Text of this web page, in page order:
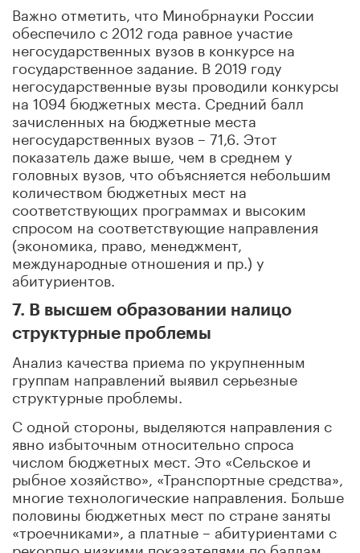
Важно отметить, что Минобрнауки России
обеспечило с 2012 года равное участие
негосударственных вузов в конкурсе на
государственное задание. В 2019 году
негосударственные вузы проводили конкурсы
на 1094 бюджетных места. Средний балл
зачисленных на бюджетные места
негосударственных вузов – 71,6. Этот
показатель даже выше, чем в среднем у
головных вузов, что объясняется небольшим
количеством бюджетных мест на
соответствующих программах и высоким
спросом на соответствующие направления
(экономика, право, менеджмент,
международные отношения и пр.) у
абитуриентов.
7. В высшем образовании налицо
структурные проблемы
Анализ качества приема по укрупненным
группам направлений выявил серьезные
структурные проблемы.
С одной стороны, выделяются направления с
явно избыточным относительно спроса
числом бюджетных мест. Это «Сельское и
рыбное хозяйство», «Транспортные средства»,
многие технологические направления. Больше
половины бюджетных мест по стране заняты
«троечниками», а платные – абитуриентами с
рекордно низкими показателями по баллам